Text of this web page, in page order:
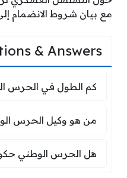
مع بيان شروط الانضمام
& Answers
كم الطول في
كم الطول في الحرس
من هو وكيل
من هو وكيل الحرس
هل الحرس
هل الحرس الوطني